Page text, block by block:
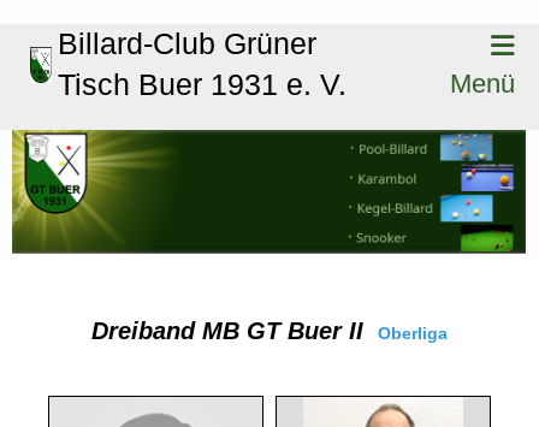
Billard-Club Grüner
Tisch Buer 1931 e. V.
Menü
Dreiband MB GT Buer II Oberliga